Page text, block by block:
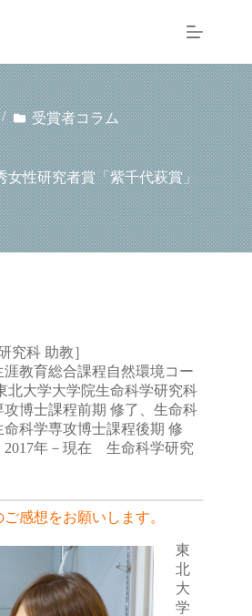
受賞者コラム
女性研究者賞「紫千代萩賞」
究科 助教］
教育総合課程自然環境コー
北大学大学院生命科学研究科
博士課程前期 修了、生命科
科学専攻博士課程後期 修
2017年－現在 生命科学研究
感想をお願いします。
東
北
大
学